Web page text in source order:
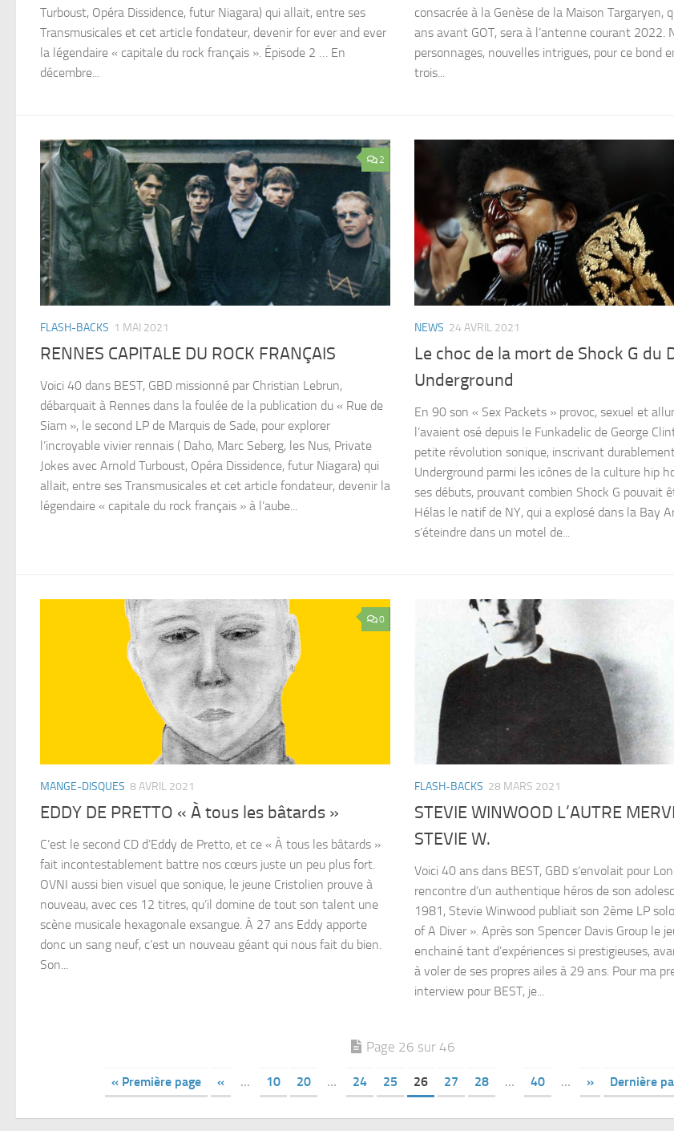
Turboust, Opéra Dissidence, futur Niagara) qui allait, entre ses
Transmusicales et cet article fondateur, devenir for ever and ever
la légendaire « capitale du rock français ». Épisode 2 … En
décembre...
consacrée à la Genèse de la Maison Targaryen,
ans avant GOT, sera à l’antenne courant 2022.
personnages, nouvelles intrigues, pour ce bond
trois...
2
FLASH-BACKS 1 MAI 2021
RENNES CAPITALE DU ROCK FRANÇAIS
Voici 40 dans BEST, GBD missionné par Christian Lebrun,
débarquait à Rennes dans la foulée de la publication du « Rue de
Siam », le second LP de Marquis de Sade, pour explorer
l’incroyable vivier rennais ( Daho, Marc Seberg, les Nus, Private
Jokes avec Arnold Turboust, Opéra Dissidence, futur Niagara) qui
allait, entre ses Transmusicales et cet article fondateur, devenir la
légendaire « capitale du rock français » à l’aube...
NEWS 24 AVRIL 2021
Le choc de la mort de Shock G du
Underground
En 90 son « Sex Packets » provoc, sexuel et
l’avaient osé depuis le Funkadelic de George
petite révolution sonique, inscrivant
Underground parmi les icônes de la culture hip
ses débuts, prouvant combien Shock G pouvait
Hélas le natif de NY, qui a explosé dans la Bay
s’éteindre dans un motel de...
0
MANGE-DISQUES 8 AVRIL 2021
EDDY DE PRETTO « À tous les bâtards »
C’est le second CD d’Eddy de Pretto, et ce « À tous les bâtards »
fait incontestablement battre nos cœurs juste un peu plus fort.
OVNI aussi bien visuel que sonique, le jeune Cristolien prouve à
nouveau, avec ces 12 titres, qu’il domine de tout son talent une
scène musicale hexagonale exsangue. À 27 ans Eddy apporte
donc un sang neuf, c’est un nouveau géant qui nous fait du bien.
Son...
FLASH-BACKS 28 MARS 2021
STEVIE WINWOOD L’AUTRE
STEVIE W.
Voici 40 ans dans BEST, GBD s’envolait pour
rencontre d’un authentique héros de son
1981, Stevie Winwood publiait son 2ème LP
of A Diver ». Après son Spencer Davis Group le
enchainé tant d’expériences si prestigieuses,
à voler de ses propres ailes à 29 ans. Pour ma
interview pour BEST, je...
Page 26 sur 46
« Première page « … 10 20 … 24 25 26 27 28 … 40 … » Dernière